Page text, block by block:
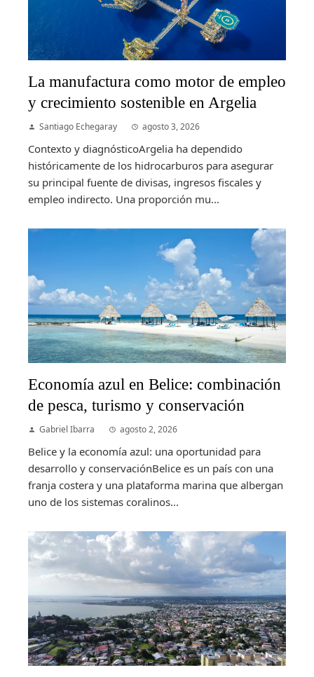
La manufactura como motor de empleo
y crecimiento sostenible en Argelia
Santiago Echegaray agosto 3, 2026
Contexto y diagnósticoArgelia ha dependido
históricamente de los hidrocarburos para asegurar
su principal fuente de divisas, ingresos fiscales y
empleo indirecto. Una proporción mu...
Economía azul en Belice: combinación
de pesca, turismo y conservación
Gabriel Ibarra agosto 2, 2026
Belice y la economía azul: una oportunidad para
desarrollo y conservaciónBelice es un país con una
franja costera y una plataforma marina que albergan
uno de los sistemas coralinos...